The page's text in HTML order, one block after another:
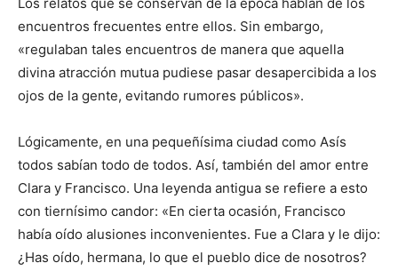
Los relatos que se conservan de la época hablan de los
encuentros frecuentes entre ellos. Sin embargo,
«regulaban tales encuentros de manera que aquella
divina atracción mutua pudiese pasar desapercibida a los
ojos de la gente, evitando rumores públicos».
Lógicamente, en una pequeñísima ciudad como Asís
todos sabían todo de todos. Así, también del amor entre
Clara y Francisco. Una leyenda antigua se refiere a esto
con tiernísimo candor: «En cierta ocasión, Francisco
había oído alusiones inconvenientes. Fue a Clara y le dijo:
¿Has oído, hermana, lo que el pueblo dice de nosotros?